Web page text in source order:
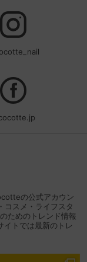
の公式アカウン
コスメ・ライフスタ
ためのトレンド情報
イトでは最新のトレ